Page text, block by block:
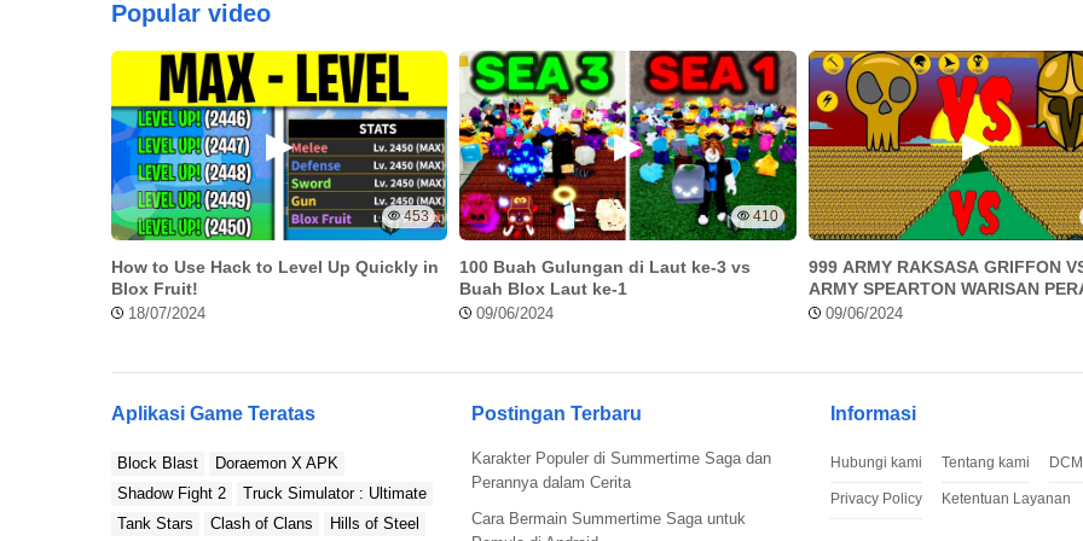
Komunitas Geometry Dash adalah salah satu lahan terbaik yang bisa kamu jadikan patokan untuk melewati level
beberapa tips di sana. Dengan cara itu,kamu bisa belajar taktik baru dan juga bisa melihat adegan seru yang
diperlukan untuk menyelesaikan level.
Popular video
453
How to Use Hack to Level Up Quickly in
Blox Fruit!
18/07/2024
410
100 Buah Gulungan di Laut ke-3 vs
Buah Blox Laut ke-1
09/06/2024
999 ARMY RAKSASA GRIFFON
ARMY SPEARTON WARISAN
TONGKAT EMAS
09/06/2024
Aplikasi Game Teratas
Block Blast
Doraemon X APK
Shadow Fight 2
Truck Simulator : Ultimate
Tank Stars
Clash of Clans Hills of Steel
Postingan Terbaru
Karakter Populer di Summertime Saga dan
Perannya dalam Cerita
Cara Bermain Summertime Saga untuk
Informasi
Hubungi kami Tentang kami
Privacy Policy Ketentuan Layanan